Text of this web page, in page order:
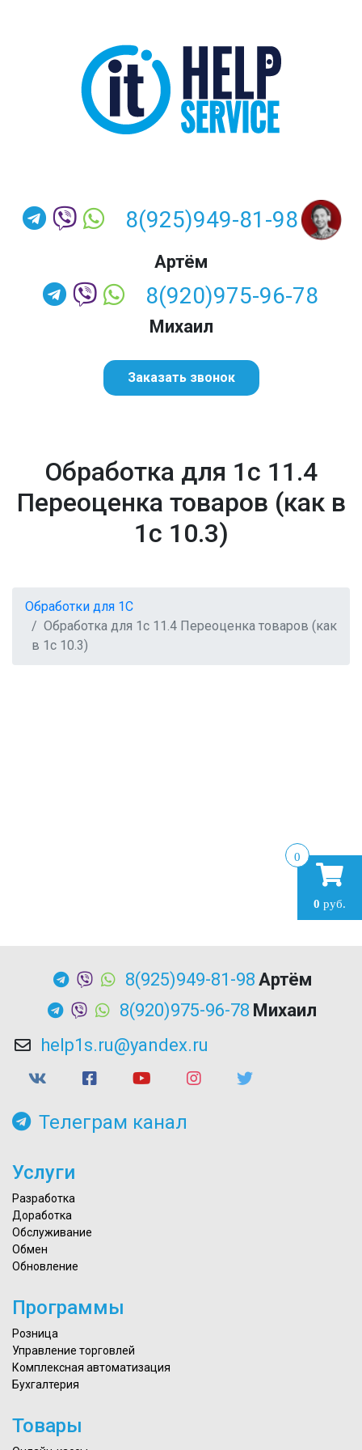
8(925)949-81-98
Артём
8(920)975-96-78
Михаил
Заказать звонок
Обработка для 1с 11.4
Переоценка товаров (как в
1с 10.3)
Обработки для 1С
Обработка для 1с 11.4 Переоценка товаров (как
в 1с 10.3)
8(925)949-81-98 Артём
8(920)975-96-78 Михаил
help1s.ru@yandex.ru
Телеграм канал
Услуги
Разработка
Доработка
Обслуживание
Обмен
Обновление
Программы
Розница
Управление торговлей
Комплексная автоматизация
Бухгалтерия
Товары
0
0 руб.